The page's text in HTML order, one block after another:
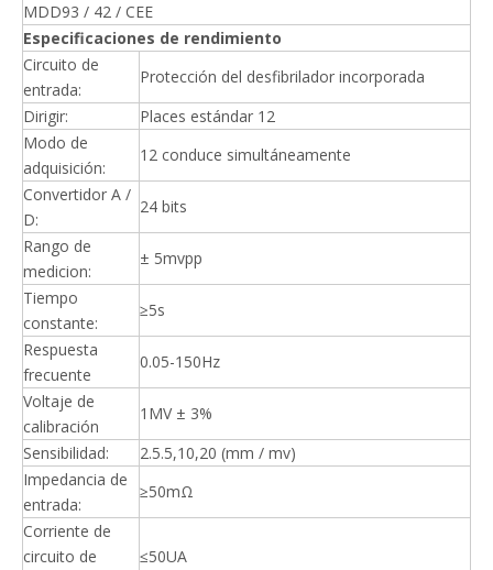
MDD93 / 42 / CEE
Especificaciones de rendimiento
Circuito de
entrada:
Protección del desfibrilador incorporada
Dirigir:
Places estándar 12
Modo de
adquisición:
12 conduce simultáneamente
Convertidor A /
D:
24 bits
Rango de
medicion:
± 5mvpp
Tiempo
constante:
≥5s
Respuesta
frecuente
0.05-150Hz
Voltaje de
calibración
1MV ± 3%
Sensibilidad:
2.5.5,10,20 (mm / mv)
Impedancia de
entrada:
≥50mΩ
Corriente de
circuito de
≤50UA